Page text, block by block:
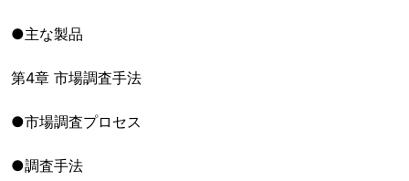
●主な製品
第4章 市場調査手法
●市場調査プロセス
●調査手法